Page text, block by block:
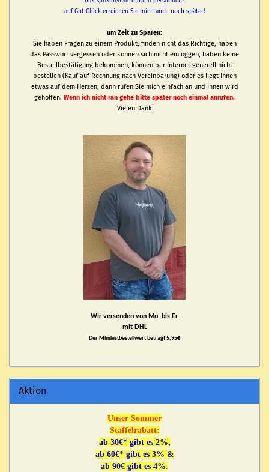
auf Gut Glück erreichen Sie mich auch noch später!
um Zeit zu Sparen:
Sie haben Fragen zu einem Produkt, finden nicht das Richtige, haben
das Passwort vergessen oder können sich nicht einloggen, haben keine
Bestellbestätigung bekommen, können per Internet generell nicht
bestellen (Kauf auf Rechnung nach Vereinbarung) oder es liegt Ihnen
etwas auf dem Herzen, dann rufen Sie mich einfach an und Ihnen wird
geholfen. Wenn ich nicht ran gehe bitte später noch einmal anrufen.
Vielen Dank
Wir versenden von Mo. bis Fr.
mit DHL
Der Mindestbestellwert beträgt 5,95€
Aktion
Unser Sommer
Staffelrabatt:
ab 30€* gibt es 2%,
ab 60€* gibt es 3% &
ab 90€ gibt es 4%.